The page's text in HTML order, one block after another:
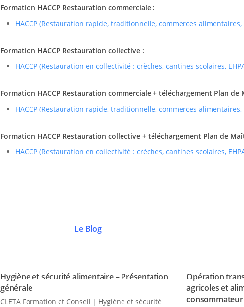
Formation HACCP Restauration commerciale :
HACCP (Restauration rapide, traditionnelle, commerces
Formation HACCP Restauration collective :
HACCP (Restauration en collectivité : crèches, cantines scolaires,
Formation HACCP Restauration commerciale + téléchargement Plan de
HACCP (Restauration rapide, traditionnelle, commerces
Formation HACCP Restauration collective + téléchargement Plan de
HACCP (Restauration en collectivité : crèches, cantines scolaires,
Le Blog
Hygiène et sécurité alimentaire – Présentation
générale
CLETA Formation et Conseil | Hygiène et sécurité
Opération
agricoles et
consommateur